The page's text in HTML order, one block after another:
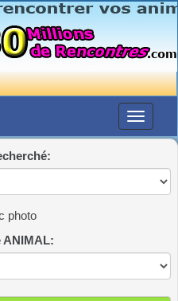
photo
ANIMAL: